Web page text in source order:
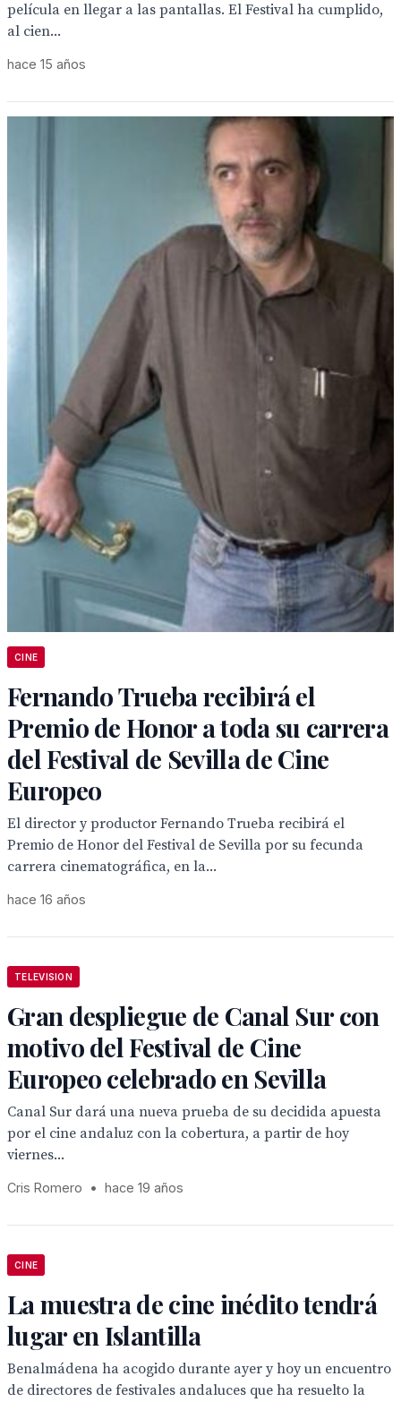
película en llegar a las pantallas. El Festival ha cumplido,
al cien...
hace 15 años
CINE
Fernando Trueba recibirá el
Premio de Honor a toda su carrera
del Festival de Sevilla de Cine
Europeo
El director y productor Fernando Trueba recibirá el
Premio de Honor del Festival de Sevilla por su fecunda
carrera cinematográfica, en la...
hace 16 años
TELEVISION
Gran despliegue de Canal Sur con
motivo del Festival de Cine
Europeo celebrado en Sevilla
Canal Sur dará una nueva prueba de su decidida apuesta
por el cine andaluz con la cobertura, a partir de hoy
viernes...
Cris Romero • hace 19 años
CINE
La muestra de cine inédito tendrá
lugar en Islantilla
Benalmádena ha acogido durante ayer y hoy un encuentro
de directores de festivales andaluces que ha resuelto la